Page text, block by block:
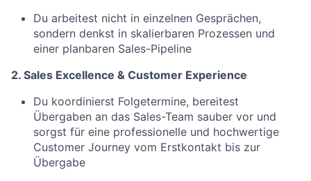
Du arbeitest nicht in einzelnen Gesprächen,
sondern denkst in skalierbaren Prozessen und
einer planbaren Sales-Pipeline
2. Sales Excellence & Customer Experience
Du koordinierst Folgetermine, bereitest
Übergaben an das Sales-Team sauber vor und
sorgst für eine professionelle und hochwertige
Customer Journey vom Erstkontakt bis zur
Übergabe